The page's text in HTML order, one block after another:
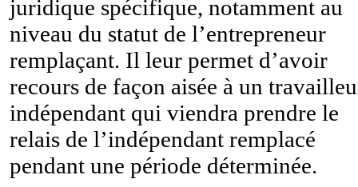
juridique spécifique, notamment au
niveau du statut de l’entrepreneur
remplaçant. Il leur permet d’avoir
recours de façon aisée à un
indépendant qui viendra prendre le
relais de l’indépendant remplacé
pendant une période déterminée.